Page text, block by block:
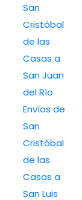
San
Cristóbal
de las
Casas a
San Juan
del Río
Envíos de
San
Cristóbal
de las
Casas a
San Luis